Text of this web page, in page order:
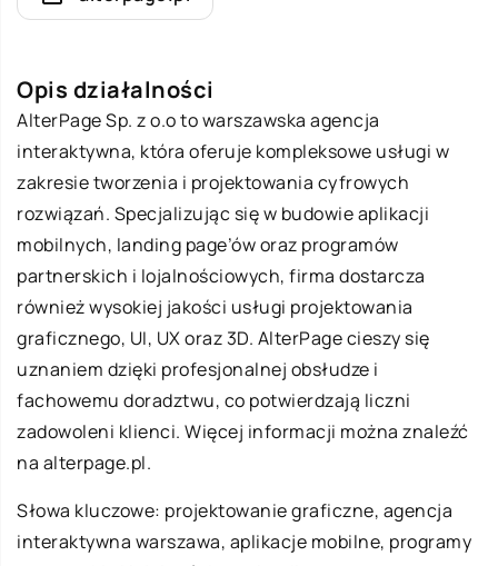
Opis działalności
AlterPage Sp. z o.o to warszawska agencja
interaktywna, która oferuje kompleksowe usługi w
zakresie tworzenia i projektowania cyfrowych
rozwiązań. Specjalizując się w budowie aplikacji
mobilnych, landing page’ów oraz programów
partnerskich i lojalnościowych, firma dostarcza
również wysokiej jakości usługi projektowania
graficznego, UI, UX oraz 3D. AlterPage cieszy się
uznaniem dzięki profesjonalnej obsłudze i
fachowemu doradztwu, co potwierdzają liczni
zadowoleni klienci. Więcej informacji można znaleźć
na alterpage.pl.
Słowa kluczowe: projektowanie graficzne, agencja
interaktywna warszawa, aplikacje mobilne, programy